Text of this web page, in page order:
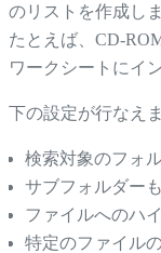
のリストを作成しま
たとえば、CD-
ワークシートにイ
下の設定が行なえま
検索対象のフォル
サブフォルダーも
ファイルへのハ
特定のファイル